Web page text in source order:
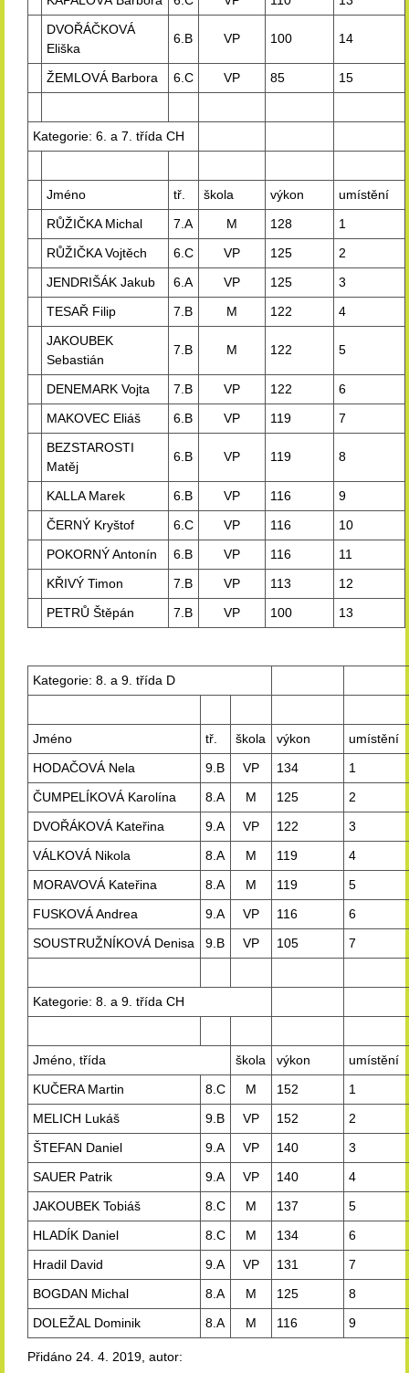
DVOŘÁČKOVÁ
Eliška
6.B VP 100 14
ŽEMLOVÁ Barbora 6.C VP 85 15
Kategorie: 6. a 7. třída CH
Jméno tř. škola výkon
umístění
RŮŽIČKA Michal
7.A M 128
1
RŮŽIČKA Vojtěch
6.C VP 125
2
JENDRIŠÁK Jakub
6.A VP 125
3
TESAŘ Filip
7.B M 122
4
JAKOUBEK
Sebastián
7.B M 122 5
DENEMARK Vojta 7.B VP 122
6
MAKOVEC Eliáš
6.B VP 119
7
BEZSTAROSTI
Matěj
6.B VP 119 8
KALLA Marek 6.B VP 116
9
ČERNÝ Kryštof
6.C VP 116
10
POKORNÝ Antonín
6.B VP 116
11
KŘIVÝ Timon
7.B VP 113
12
PETRŮ Štěpán
7.B VP 100 13
Kategorie: 8. a 9. třída D
Jméno tř. škola výkon
umístění
HODAČOVÁ Nela
9.B VP 134
1
ČUMPELÍKOVÁ Karolína
8.A M 125
2
DVOŘÁKOVÁ Kateřina
9.A VP 122
3
VÁLKOVÁ Nikola
8.A M 119
4
MORAVOVÁ Kateřina
8.A M 119
5
FUSKOVÁ Andrea
9.A VP 116
6
SOUSTRUŽNÍKOVÁ Denisa
9.B VP 105 7
Kategorie: 8. a 9. třída CH
Jméno, třída škola výkon
umístění
KUČERA Martin
8.C M 152
1
MELICH Lukáš
9.B VP 152
2
ŠTEFAN Daniel
9.A VP 140
3
SAUER Patrik
9.A VP 140
4
JAKOUBEK Tobiáš
8.C M 137
5
HLADÍK Daniel
8.C M 134
6
Hradil David
9.A VP 131
7
BOGDAN Michal
8.A M 125
8
DOLEŽAL Dominik
8.A M 116 9
Přidáno 24. 4. 2019, autor: